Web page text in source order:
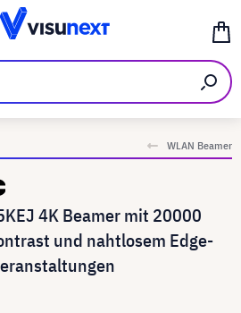
WLAN Beamer
4K Beamer mit 20000
und nahtlosem Edge-